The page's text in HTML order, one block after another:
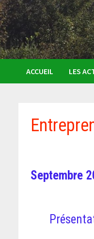
ACCUEIL LES
Septembre